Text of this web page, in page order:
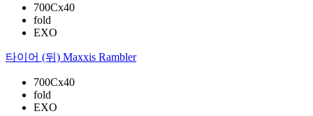
700Cx40
fold
EXO
타이어 (뒤) Maxxis Rambler
700Cx40
fold
EXO